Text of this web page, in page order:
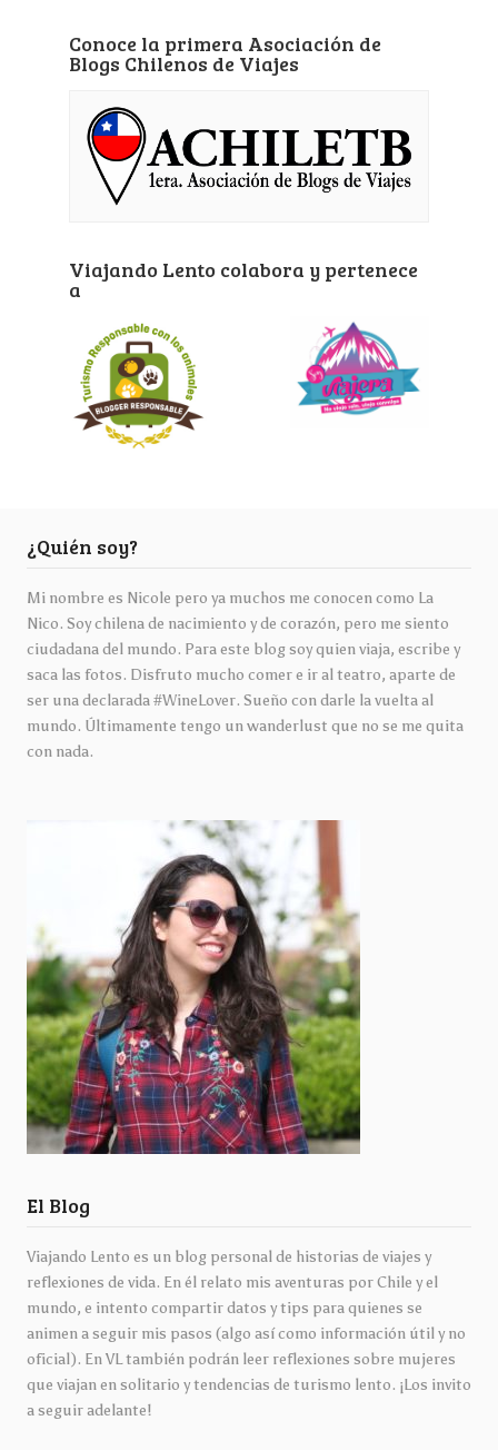
Conoce la primera Asociación de
Blogs Chilenos de Viajes
Viajando Lento colabora y pertenece
a
¿Quién soy?
Mi nombre es Nicole pero ya muchos me conocen como La
Nico. Soy chilena de nacimiento y de corazón, pero me siento
ciudadana del mundo. Para este blog soy quien viaja, escribe y
saca las fotos. Disfruto mucho comer e ir al teatro, aparte de
ser una declarada #WineLover. Sueño con darle la vuelta al
mundo. Últimamente tengo un wanderlust que no se me quita
con nada.
El Blog
Viajando Lento es un blog personal de historias de viajes y
reflexiones de vida. En él relato mis aventuras por Chile y el
mundo, e intento compartir datos y tips para quienes se
animen a seguir mis pasos (algo así como información útil y no
oficial). En VL también podrán leer reflexiones sobre mujeres
que viajan en solitario y tendencias de turismo lento. ¡Los invito
a seguir adelante!